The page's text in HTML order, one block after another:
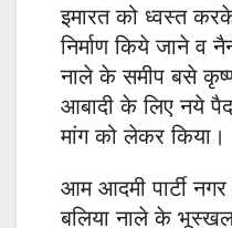
इमारत को ध्वस्त
निर्माण किये जाने व
नाले के समीप बसे
आबादी के लिए नये
मांग को लेकर किया।
आम आदमी पार्टी
बलिया नाले के